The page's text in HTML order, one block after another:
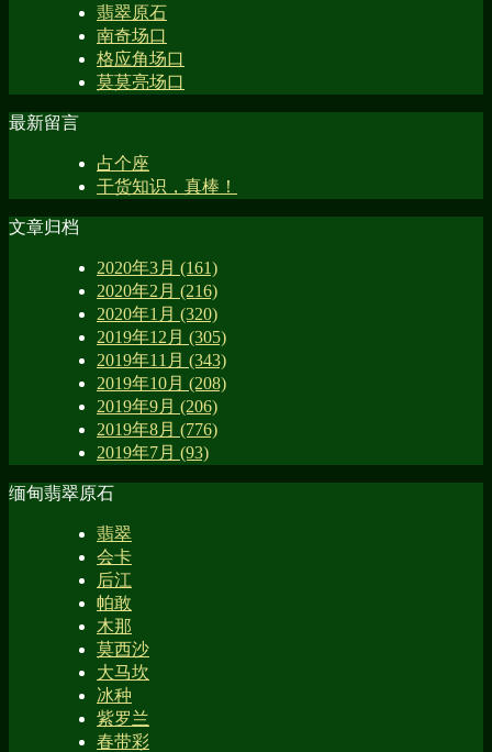
翡翠原石
南奇场口
格应角场口
莫莫亮场口
最新留言
占个座
干货知识，真棒！
文章归档
2020年3月 (161)
2020年2月 (216)
2020年1月 (320)
2019年12月 (305)
2019年11月 (343)
2019年10月 (208)
2019年9月 (206)
2019年8月 (776)
2019年7月 (93)
缅甸翡翠原石
翡翠
会卡
后江
帕敢
木那
莫西沙
大马坎
冰种
紫罗兰
春带彩